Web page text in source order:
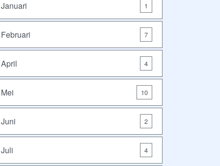
Januari 1
Februari 7
April 4
Mei 10
Juni 2
Juli 4